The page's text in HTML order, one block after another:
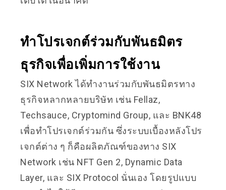
ทำโปรเจกต์ร่วมกับพันธมิตร
ธุรกิจเพื่อเพิ่มการใช้งาน
SIX Network ได้ทำงานร่วมกับพันธมิตรทาง
ธุรกิจหลากหลายบริษัท เช่น Fellaz,
Techsauce, Cryptomind Group, และ BNK48
เพื่อทำโปรเจกต์ร่วมกัน ซึ่งระบบเบื้องหลังโปร
เจกต์ต่าง ๆ ก็คือผลิตภัณฑ์ของทาง SIX
Network เช่น NFT Gen 2, Dynamic Data
Layer, และ SIX Protocol นั่นเอง โดยรูปแบบ